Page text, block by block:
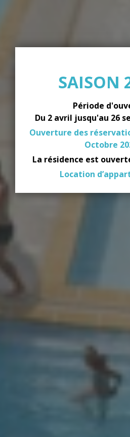
SAISON
Période
Du 2 avril jusqu'au 26
Ouverture des
Octobre
La résidence est
Location